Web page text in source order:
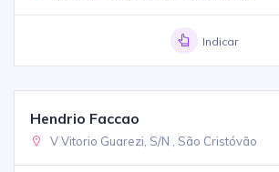
Indicar
Hendrio Faccao
V Vitorio Guarezi, S/N , São Cristóvão